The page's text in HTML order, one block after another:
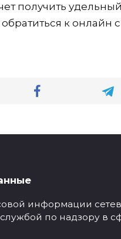
получить
к онлайн
информации
по надзору в